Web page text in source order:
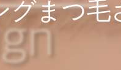
グまつ毛